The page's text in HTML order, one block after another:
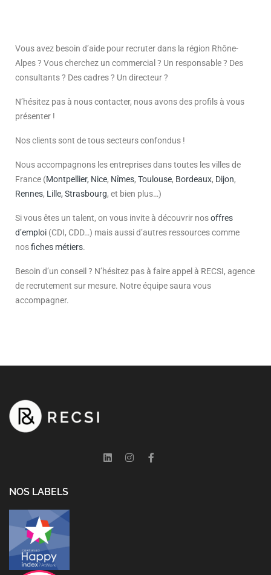
Vous avez besoin d’aide pour recruter dans la région Rhône-
Alpes ? Vous cherchez un commercial ? Un responsable ? Des
consultants ? Des cadres ? Un directeur ?
N’hésitez pas à nous contacter, nous avons des profils à vous
présenter !
Nos clients sont de tous secteurs confondus !
Nous accompagnons les entreprises dans toutes les villes de
France (Montpellier, Nice, Nîmes, Toulouse, Bordeaux, Dijon,
Rennes, Lille, Strasbourg, et bien plus…)
Si vous êtes un talent, on vous invite à découvrir nosoffres
d’emploi (CDI, CDD…) mais aussi d’autres ressources comme
nosfiches métiers.
Besoin d’un conseil ? N’hésitez pas à faire appel à RECSI, agence
de recrutement sur mesure. Notre équipe saura vous
accompagner.
NOS LABELS